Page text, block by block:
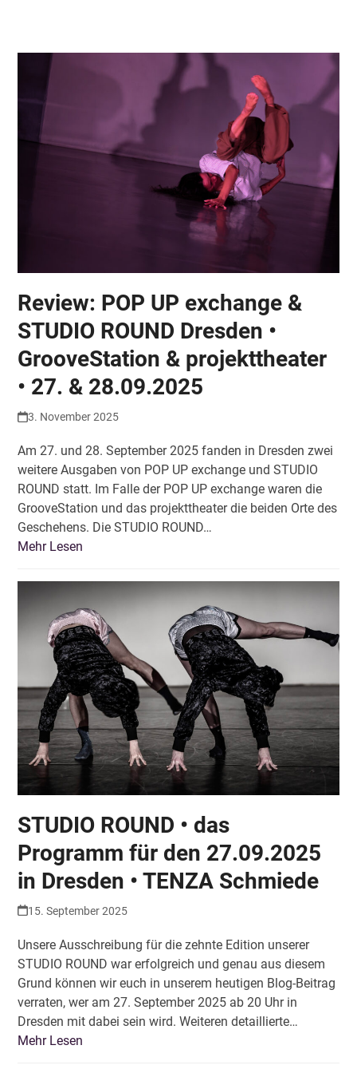
menu
menu
Review: POP UP exchange &
STUDIO ROUND Dresden •
GrooveStation & projekttheater
• 27. & 28.09.2025
3. November 2025
Am 27. und 28. September 2025 fanden in Dresden zwei
weitere Ausgaben von POP UP exchange und STUDIO
ROUND statt. Im Falle der POP UP exchange waren die
GrooveStation und das projekttheater die beiden Orte des
Geschehens. Die STUDIO ROUND…
Mehr Lesen
STUDIO ROUND • das
Programm für den 27.09.2025
in Dresden • TENZA Schmiede
15. September 2025
Unsere Ausschreibung für die zehnte Edition unserer
STUDIO ROUND war erfolgreich und genau aus diesem
Grund können wir euch in unserem heutigen Blog-Beitrag
verraten, wer am 27. September 2025 ab 20 Uhr in
Dresden mit dabei sein wird. Weiteren detaillierte…
Mehr Lesen